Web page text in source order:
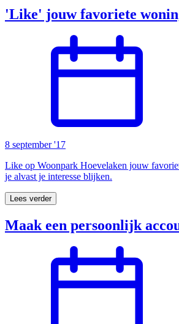
'Like' jouw favoriete
8 september '17
Like op Woonpark Hoevelaken jouw
je alvast je interesse blijken.
Lees verder
Maak een persoonlijk